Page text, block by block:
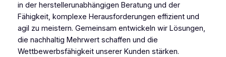
in der herstellerunabhängigen Beratung und der
Fähigkeit, komplexe Herausforderungen effizient und
agil zu meistern. Gemeinsam entwickeln wir Lösungen,
die nachhaltig Mehrwert schaffen und die
Wettbewerbsfähigkeit unserer Kunden stärken.